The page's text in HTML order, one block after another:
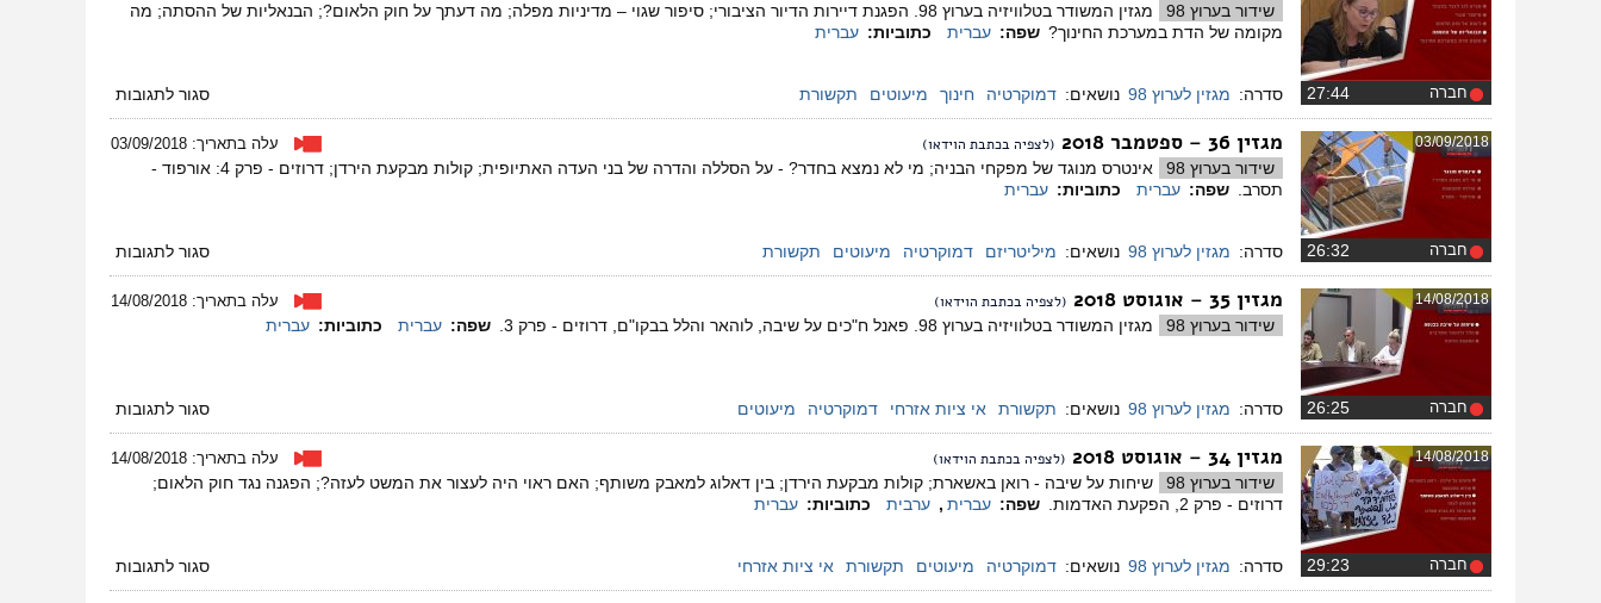
חברה
שידור בערוץ 98
מגזין המשודר בטלוויזיה בערוץ 98. הפגנת דיירות הדיור הציבורי; סיפור שגוי – מדיניות מפלה; מה דעתך על חוק הלאום?; הבנאליות של ההסתה; מה
מקומה של הדת במערכת החינוך? שפה: עברית כתוביות: עברית
סדרה: מגזין לערוץ 98 נושאים: דמוקרטיה חינוך מיעוטים תקשורת סגור לתגובותעל
מגזין
37
03/09/2018
חברה
מגזין 36 – ספטמבר 2018 (לצפיה בכתבת הוידאו) עלה בתאריך: 03/09/2018
שידור בערוץ 98
אינטרס מנוגד של מפקחי הבניה; מי לא נמצא בחדר? - על הסללה והדרה של בני העדה האתיופית; קולות מבקעת הירדן; דרוזים - פרק 4: אורפוד -
תסרב.
שפה: עברית כתוביות: עברית
סדרה: מגזין לערוץ 98 נושאים: מיליטריזם דמוקרטיה מיעוטים תקשורת סגור לתגובותעל
מגזין
36
14/08/2018
חברה
מגזין 35 – אוגוסט 2018 (לצפיה בכתבת הוידאו) עלה בתאריך: 14/08/2018
שידור בערוץ 98 מגזין המשודר בטלוויזיה בערוץ 98. פאנל ח"כים על שיבה, לוהאר והלל בבקו"ם, דרוזים - פרק 3. שפה: עברית כתוביות: עברית
סדרה: מגזין לערוץ 98 נושאים: תקשורת אי ציות אזרחי דמוקרטיה מיעוטים סגור לתגובותעל
מגזין
35
14/08/2018
חברה
מגזין 34 – אוגוסט 2018 (לצפיה בכתבת הוידאו) עלה בתאריך: 14/08/2018
שידור בערוץ 98
שיחות על שיבה - רואן באשארת; קולות מבקעת הירדן; בין דאלוג למאבק משותף; האם ראוי היה לעצור את המשט לעזה?; הפגנה נגד חוק הלאום;
דרוזים - פרק 2, הפקעת האדמות.
שפה: עברית , ערבית כתוביות: עברית
סדרה: מגזין לערוץ 98 נושאים: דמוקרטיה מיעוטים תקשורת אי ציות אזרחי סגור לתגובותעל
מגזין